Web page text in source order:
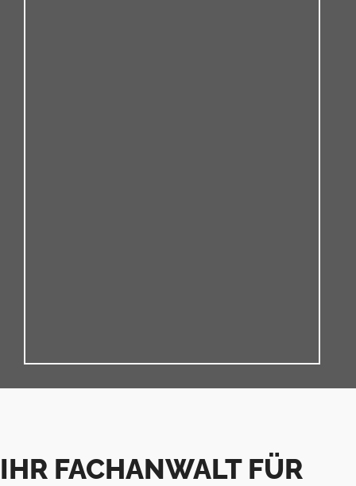
IHR FACHANWALT FÜR